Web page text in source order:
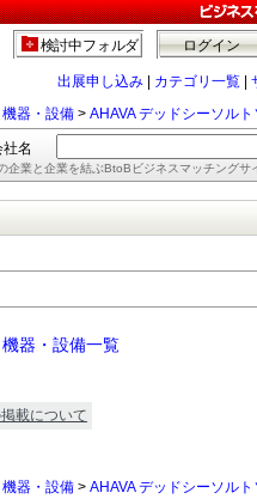
ログイン
検討中フォルダ
出展申し込み カテゴリ一覧
器・設備 > AHAVA デッドシーソル
社名
企業と企業を結ぶBtoBビジネスマッチングサ
器・設備一覧
載について
器・設備 > AHAVA デッドシーソル